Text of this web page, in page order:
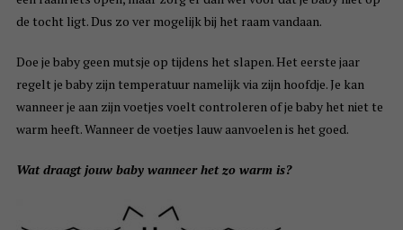
de tocht ligt. Dus zo ver mogelijk bij het raam vandaan.
Doe je baby geen mutsje op tijdens het slapen. Het eerste jaar
regelt je baby zijn temperatuur namelijk via zijn hoofdje. Je kan
wanneer je aan zijn voetjes voelt controleren of je baby het niet te
warm heeft. Wanneer de voetjes lauw aanvoelen is het goed.
Wat draagt jouw baby wanneer het zo warm is?